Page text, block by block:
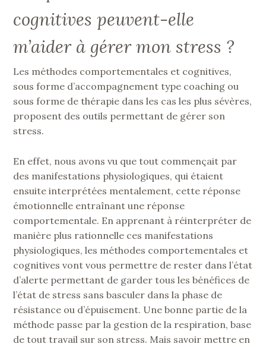
cognitives peuvent-elle
m’aider à gérer mon stress ?
Les méthodes comportementales et cognitives,
sous forme d’accompagnement type coaching ou
sous forme de thérapie dans les cas les plus sévères,
proposent des outils permettant de gérer son
stress.
En effet, nous avons vu que tout commençait par
des manifestations physiologiques, qui étaient
ensuite interprétées mentalement, cette réponse
émotionnelle entraînant une réponse
comportementale. En apprenant à réinterpréter de
manière plus rationnelle ces manifestations
physiologiques, les méthodes comportementales et
cognitives vont vous permettre de rester dans l’état
d’alerte permettant de garder tous les bénéfices de
l’état de stress sans basculer dans la phase de
résistance ou d’épuisement. Une bonne partie de la
méthode passe par la gestion de la respiration, base
de tout travail sur son stress. Mais savoir mettre en